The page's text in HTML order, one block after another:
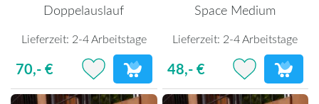
Doppelauslauf
Lieferzeit: 2-4 Arbeitstage
70,- €
Space Medium
Lieferzeit: 2-4 Arbeitstage
48,- €